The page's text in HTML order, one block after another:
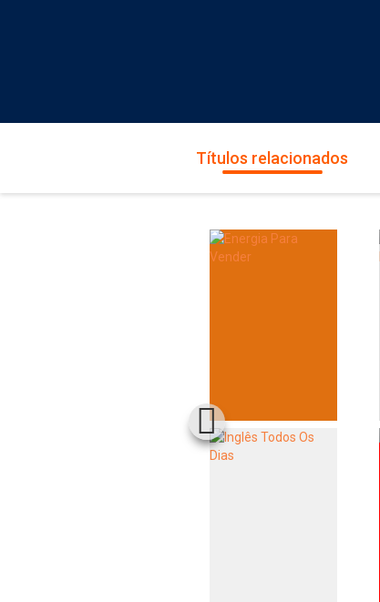
Títulos relacionados